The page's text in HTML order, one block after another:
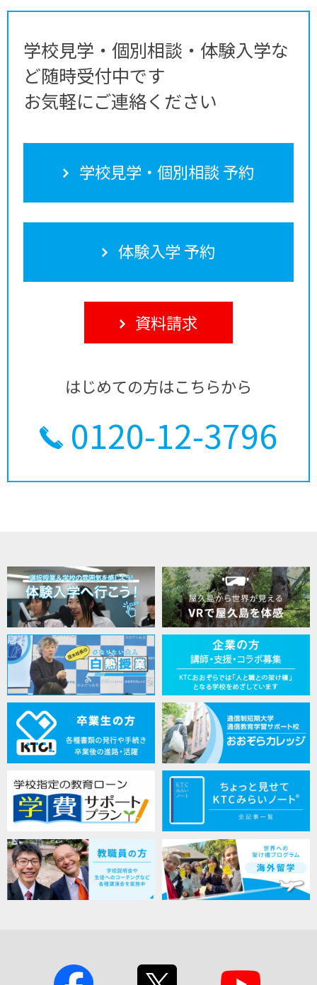
学校見学・個別相談・体験入学な
ど随時受付中です
お気軽にご連絡ください
学校見学・個別相談 予約
体験入学 予約
資料請求
はじめての方はこちらから
0120-12-3796